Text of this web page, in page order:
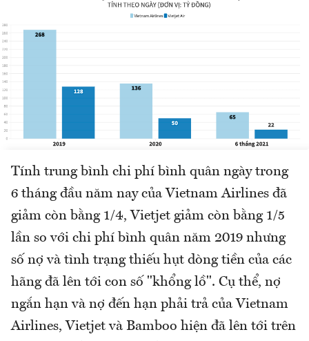
Tính trung bình chi phí bình quân ngày trong
6 tháng đầu năm nay của Vietnam Airlines đã
giảm còn bằng 1/4, Vietjet giảm còn bằng 1/5
lần so với chi phí bình quân năm 2019 nhưng
số nợ và tình trạng thiếu hụt dòng tiền của các
hãng đã lên tới con số "khổng lồ". Cụ thể, nợ
ngắn hạn và nợ đến hạn phải trả của Vietnam
Airlines, Vietjet và Bamboo hiện đã lên tới trên